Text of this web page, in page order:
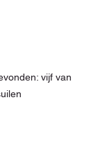
vijf van